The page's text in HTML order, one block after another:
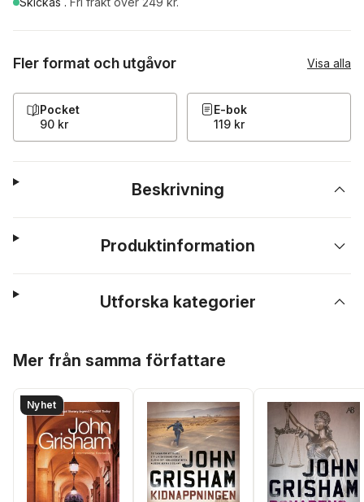
Fler format och utgåvor Visa alla
Pocket
90 kr
E-bok
119 kr
Beskrivning
Produktinformation
Utforska kategorier
Mer från samma författare
Nyhet